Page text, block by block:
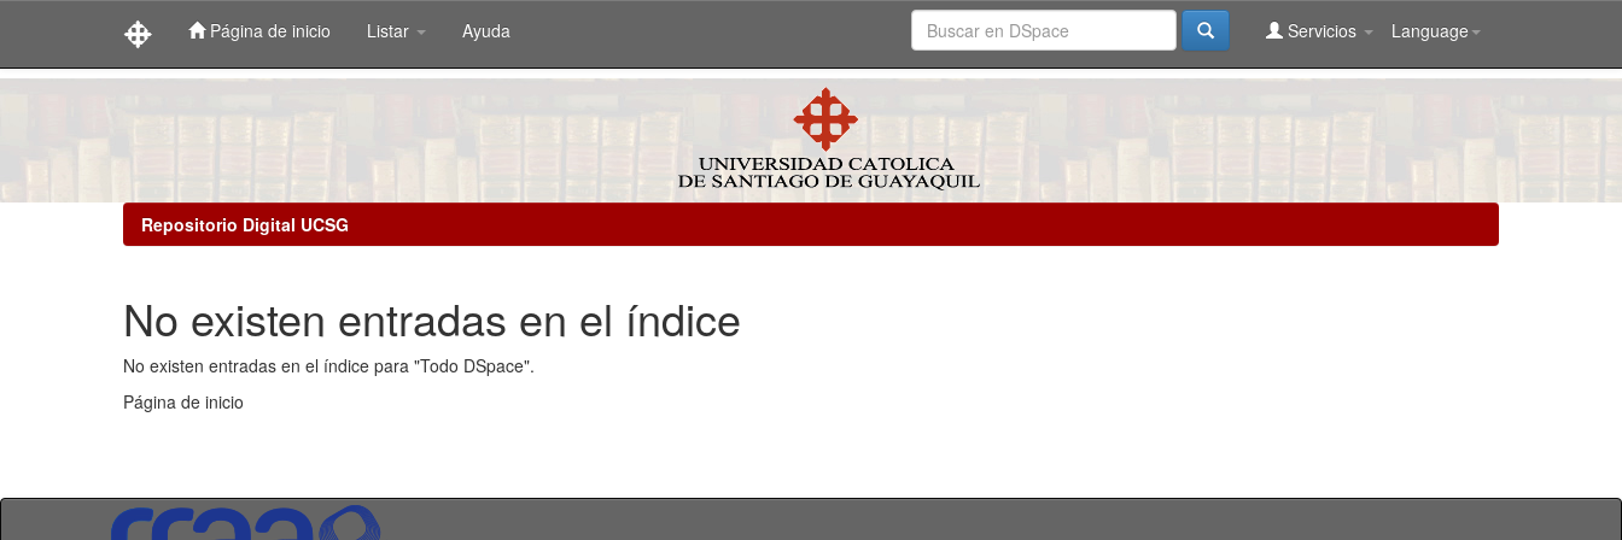
Página de inicio Listar Ayuda Language
Servicios
Repositorio Digital UCSG
No existen entradas en el índice
No existen entradas en el índice para "Todo DSpace".
Página de inicio